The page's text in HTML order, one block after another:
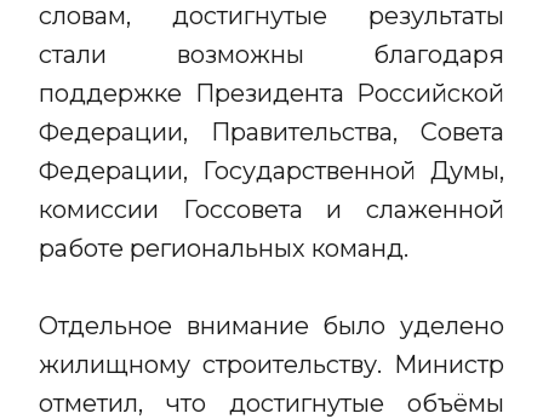
словам, достигнутые результаты
стали возможны благодаря
поддержке Президента Российской
Федерации, Правительства, Совета
Федерации, Государственной Думы,
комиссии Госсовета и слаженной
работе региональных команд.
Отдельное внимание было уделено
жилищному строительству. Министр
отметил, что достигнутые объёмы